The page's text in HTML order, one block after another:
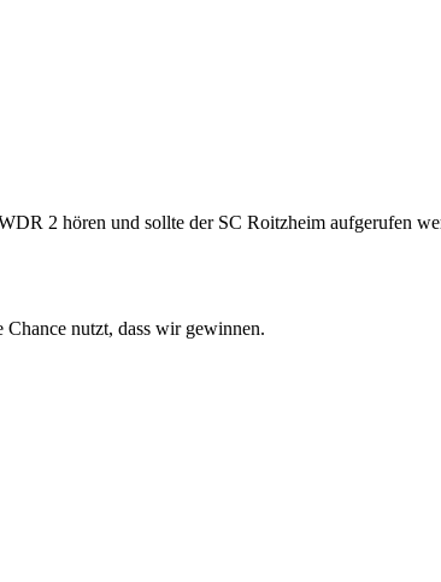
2 hören und sollte der SC Roitzheim aufgerufen
nutzt, dass wir gewinnen.